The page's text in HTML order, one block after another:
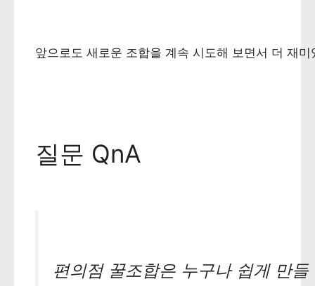
앞으로도 새로운 조합을 계속 시도해 보면서 더 재
질문 QnA
편의점 꿀조합은 누구나 쉽게 만들